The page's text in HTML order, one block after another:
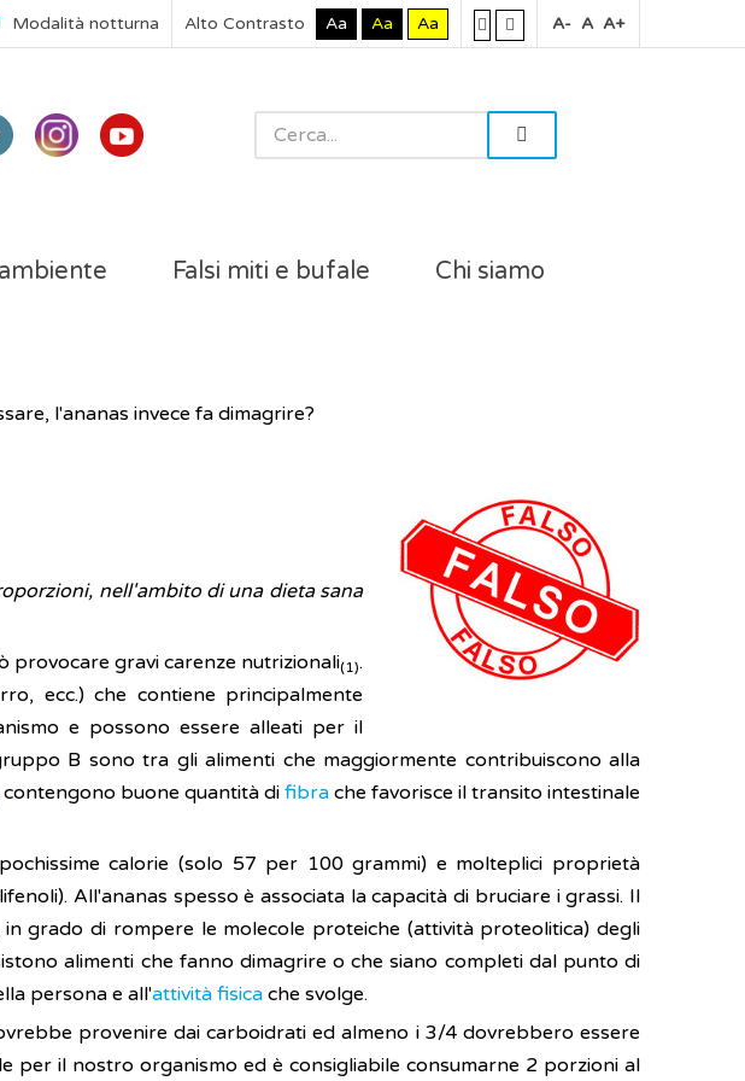
Modalità notturna Alto Contrasto Aa Aa Aa A- A A+
Falsi miti e bufale Chi siamo
l'ananas invece fa dimagrire?
nell'ambito di una dieta sana
provocare gravi carenze nutrizionali(1).
ecc.) che contiene principalmente
e possono essere alleati per il
B sono tra gli alimenti che maggiormente contribuiscono alla
contengono buone quantità di fibra che favorisce il transito intestinale
calorie (solo 57 per 100 grammi) e molteplici proprietà
All'ananas spesso è associata la capacità di bruciare i grassi. Il
grado di rompere le molecole proteiche (attività proteolitica) degli
alimenti che fanno dimagrire o che siano completi dal punto di
persona e all'attività fisica che svolge.
provenire dai carboidrati ed almeno i 3/4 dovrebbero essere
per il nostro organismo ed è consigliabile consumarne 2 porzioni al